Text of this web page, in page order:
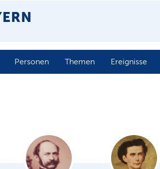
Personen Themen Ereignisse